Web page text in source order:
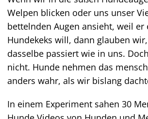
Welpen blicken oder uns unser
bettelnden Augen ansieht, weil er
Hundekeks will, dann glauben
dasselbe passiert wie in uns.
nicht. Hunde nehmen das
anders wahr, als wir bislang
In einem Experiment sahen 30